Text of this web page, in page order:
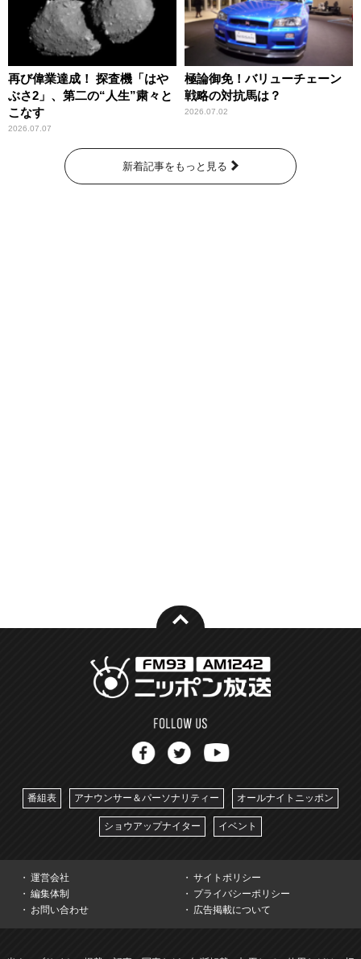
再び偉業達成！ 探査機「はや
ぶさ2」、第二の“人生”粛々と
こなす
2026.07.07
極論御免！バリューチェーン
戦略の対抗馬は？
2026.07.02
新着記事をもっと見る
番組表 アナウンサー＆パーソナリティー オールナイトニッポン
ショウアップナイター イベント
運営会社
サイトポリシー
編集体制
プライバシーポリシー
お問い合わせ
広告掲載について